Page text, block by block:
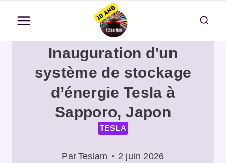
contenu
Inauguration d’un
système de stockage
d’énergie Tesla à
Sapporo, Japon
TESLA
Par Teslam 2 juin 2026